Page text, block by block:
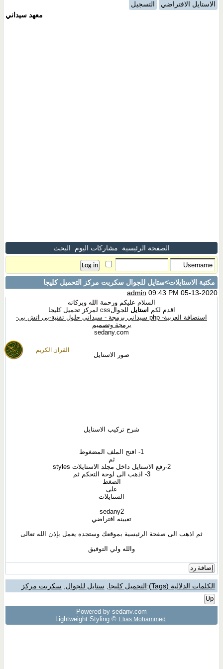
القران الكريم
الاستايل الافتراضي
التسجيل
معهد سيداني
الصفحة الرئيسية مشاركات اليوم البحث
مكتبة الاستايلات>ستايل للجوال سكربت مركز التحميل كليجا
admin 09:43 PM 05-13-2020
السلام عليكم ورحمة الله وبركاته
اقدم لكم استايل للجوالcss لمركز تحميل كليجا
استضافة العربية- php سيداني برمجة - سيداني حلول تقنية-بى اتش بى-
برمجة وتصميم
sedany.com
صور الاستايل
شرح تركيب الاستايل
1- افتح الملف المضغوط
ثم
2-رفع الاستايل داخل مجلد الاستايلات styles
3- اذهب الى لوحة التحكم ثم
الضغط
على
الستايلات
sedany2
تعيينه افتراضي
ثم اذهب الى صفحة الرئيسية بموقعك وستجده يعمل بإذن الله تعالى
والله ولي التوفيق
إضافة رد
الكلمات الدلالية (Tags) :التحميل كليجا ستايل للجوال سكربت مركز
Up
Powered by sedany.com
Lightweight Styling © Elias Mohammed